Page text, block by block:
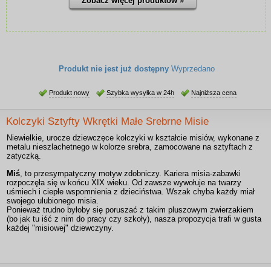
Produkt nie jest już dostępny Wyprzedano
Produkt nowy Szybka wysyłka w 24h Najniższa cena
Kolczyki Sztyfty Wkrętki Małe Srebrne Misie
Niewielkie, urocze dziewczęce kolczyki w kształcie misiów, wykonane z
metalu nieszlachetnego w kolorze srebra, zamocowane na sztyftach z
zatyczką.
Miś , to przesympatyczny motyw zdobniczy. Kariera misia-zabawki
rozpoczęła się w końcu XIX wieku. Od zawsze wywołuje na twarzy
uśmiech i ciepłe wspomnienia z dzieciństwa. Wszak chyba każdy miał
swojego ulubionego misia.
Ponieważ trudno byłoby się poruszać z takim pluszowym zwierzakiem
(bo jak tu iść z nim do pracy czy szkoły), nasza propozycja trafi w gusta
każdej "misiowej" dziewczyny.